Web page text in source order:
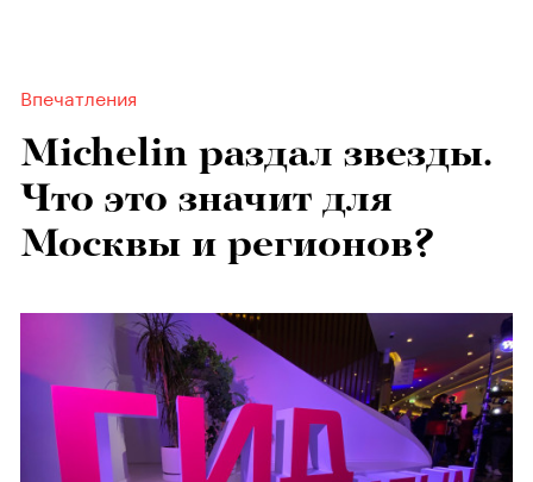
Впечатления
Michelin раздал звезды.
Что это значит для
Москвы и регионов?